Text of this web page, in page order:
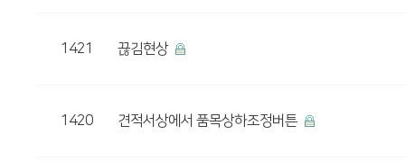
1421 끊김현상
1420 견적서상에서 품목상하조정버튼